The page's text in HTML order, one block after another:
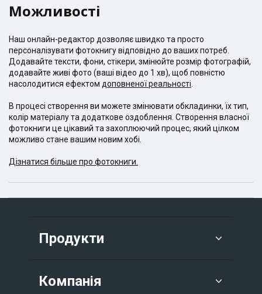
Можливості
Наш онлайн-редактор дозволяє швидко та просто
персоналізувати фотокнигу відповідно до ваших потреб.
Додавайте тексти, фони, стікери, змінюйте розмір фотографій,
додавайте живі фото (ваші відео до 1 хв), щоб повністю
насолодитися ефектом доповненої реальності
В процесі створення ви можете змінювати обкладинки, їх тип,
колір матеріалу та додаткове оздоблення. Створення власної
фотокниги це цікавий та захоплюючий процес, який цілком
можливо стане вашим новим хобі.
Дізнатися більше про фотокниги.
Продукти
Компанія